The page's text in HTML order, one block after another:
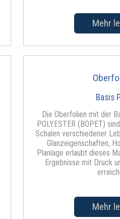
Mehr
Basis
Die Oberfolien mit der
POLYESTER (BOPET)
Schalen verschiedener
Glanzeigenschaften,
Planlage erlaubt dieses
Ergebnisse mit Druck
Mehr